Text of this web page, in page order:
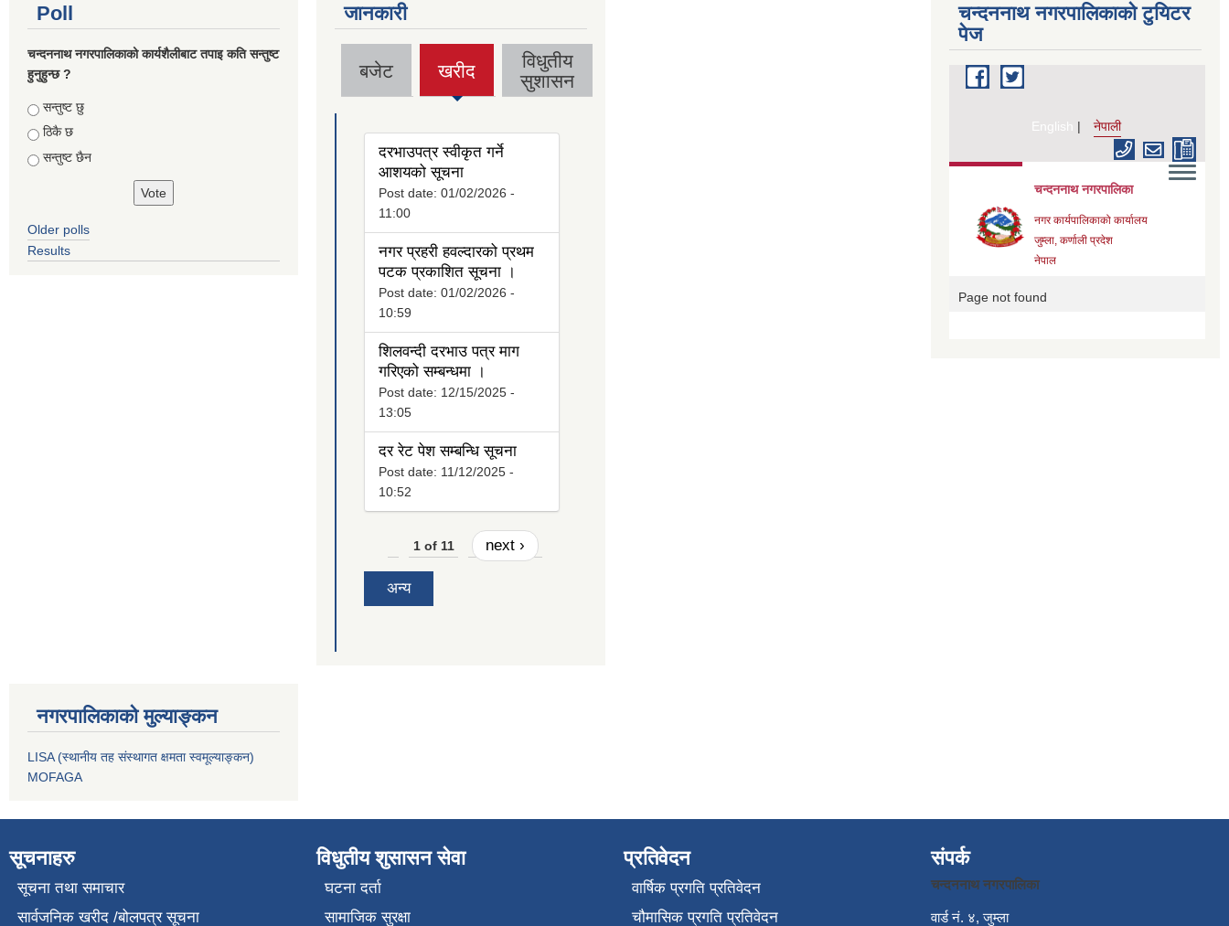
Poll
चन्दननाथ नगरपालिकाको कार्यशैलीबाट तपाइ कति सन्तुष्ट
हुनुहुन्छ ?
Choices
सन्तुष्ट छु
ठिकै छ
सन्तुष्ट छैन
Older polls
Results
जानकारी
बजेट खरीद
(active
tab)
विधुतीय
सुशासन
दरभाउपत्र स्वीकृत गर्ने
आशयको सूचना
Post date: 01/02/2026 -
11:00
नगर प्रहरी हवल्दारको प्रथम
पटक प्रकाशित सूचना ।
Post date: 01/02/2026 -
10:59
शिलवन्दी दरभाउ पत्र माग
गरिएको सम्बन्धमा ।
Post date: 12/15/2025 -
13:05
दर रेट पेश सम्बन्धि सूचना
Post date: 11/12/2025 -
10:52
1 of 11 next ›
अन्य
चन्दननाथ नगरपालिकाको टुयिटर
पेज
नगरपालिकाको मुल्याङ्कन
LISA (स्थानीय तह संस्थागत क्षमता स्वमूल्याङ्कन)
MOFAGA
सूचनाहरु
सूचना तथा समाचार
सार्वजनिक खरीद /बोलपत्र सूचना
विधुतीय शुसासन सेवा
घटना दर्ता
सामाजिक सुरक्षा
प्रतिवेदन
वार्षिक प्रगति प्रतिवेदन
चौमासिक प्रगति प्रतिवेदन
संपर्क
चन्दननाथ नगरपालिका
वार्ड नं. ४, जुम्ला